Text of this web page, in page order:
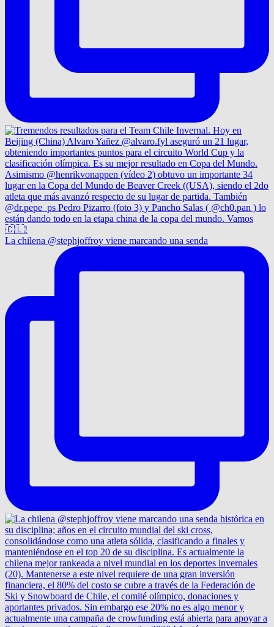
La chilena @stephjoffroy viene marcando una senda